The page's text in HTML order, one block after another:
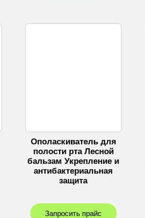
Ополаскиватель для
полости рта Лесной
бальзам Укрепление и
антибактериальная
защита
Запросить прайс